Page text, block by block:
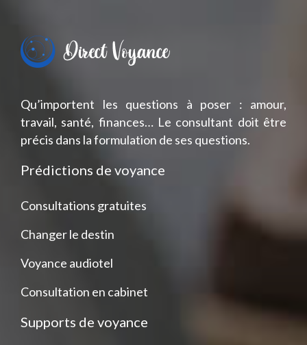
Qu’importent les questions à poser : amour,
travail, santé, finances… Le consultant doit être
précis dans la formulation de ses questions.
Prédictions de voyance
Consultations gratuites
Changer le destin
Voyance audiotel
Consultation en cabinet
Supports de voyance